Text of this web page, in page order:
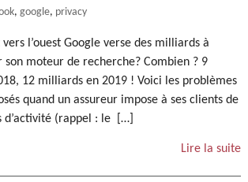
google privacy
l’ouest Google verse des milliards à
son moteur de recherche? Combien ? 9
12 milliards en 2019 ! Voici les problèmes
quand un assureur impose à ses clients de
d’activité (rappel : le […]
Lire la suite